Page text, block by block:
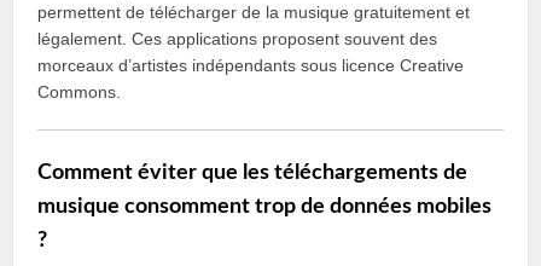
permettent de télécharger de la musique gratuitement et
légalement. Ces applications proposent souvent des
morceaux d’artistes indépendants sous licence Creative
Commons.
Comment éviter que les téléchargements de
musique consomment trop de données mobiles
?